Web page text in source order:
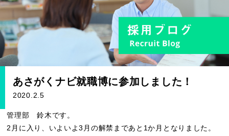
あさがくナビ就職博に参加しました！
2020.2.5
管理部 鈴木です。
2月に入り、いよいよ3月の解禁まであと1か月となりました。